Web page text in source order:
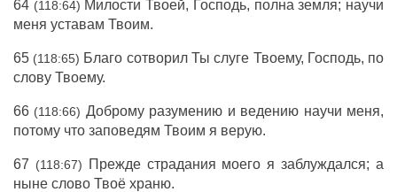
64 (118:64) Милости Твоей, Господь, полна земля; научи
меня уставам Твоим.
65 (118:65) Благо сотворил Ты слуге Твоему, Господь, по
слову Твоему.
66 (118:66) Доброму разумению и ведению научи меня,
потому что заповедям Твоим я верую.
67 (118:67) Прежде страдания моего я заблуждался; а
ныне слово Твоё храню.